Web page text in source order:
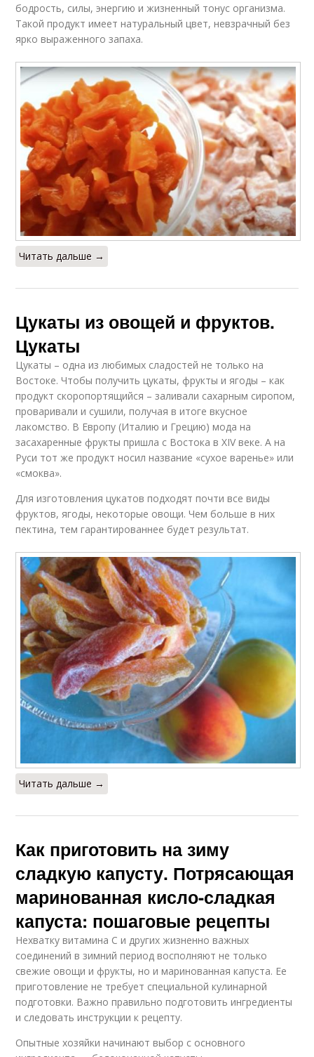
бодрость, силы, энергию и жизненный тонус организма.
Такой продукт имеет натуральный цвет, невзрачный без
ярко выраженного запаха.
Читать дальше →
Цукаты из овощей и фруктов.
Цукаты
Цукаты – одна из любимых сладостей не только на
Востоке. Чтобы получить цукаты, фрукты и ягоды – как
продукт скоропортящийся – заливали сахарным сиропом,
проваривали и сушили, получая в итоге вкусное
лакомство. В Европу (Италию и Грецию) мода на
засахаренные фрукты пришла с Востока в XIV веке. А на
Руси тот же продукт носил название «сухое варенье» или
«смоква».
Для изготовления цукатов подходят почти все виды
фруктов, ягоды, некоторые овощи. Чем больше в них
пектина, тем гарантированнее будет результат.
Читать дальше →
Как приготовить на зиму
сладкую капусту. Потрясающая
маринованная кисло-сладкая
капуста: пошаговые рецепты
Нехватку витамина С и других жизненно важных
соединений в зимний период восполняют не только
свежие овощи и фрукты, но и маринованная капуста. Ее
приготовление не требует специальной кулинарной
подготовки. Важно правильно подготовить ингредиенты
и следовать инструкции к рецепту.
Опытные хозяйки начинают выбор с основного